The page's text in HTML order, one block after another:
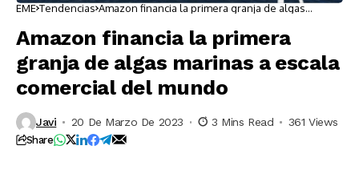
EME Tendencias Amazon financia la primera granja de algas
Amazon financia la primera
granja de algas marinas a escala
comercial del mundo
Javi 20 De Marzo De 2023 3 Mins Read 361 Views
Share